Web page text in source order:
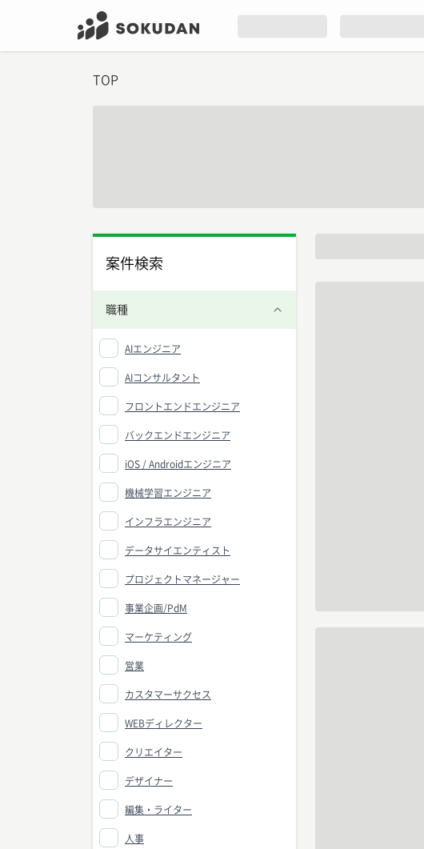
TOP
案件検索
職種
AIエンジニア
AIコンサルタント
フロントエンドエンジニア
バックエンドエンジニア
iOS / Androidエンジニア
機械学習エンジニア
インフラエンジニア
データサイエンティスト
プロジェクトマネージャー
事業企画/PdM
マーケティング
営業
カスタマーサクセス
WEBディレクター
クリエイター
デザイナー
編集・ライター
人事